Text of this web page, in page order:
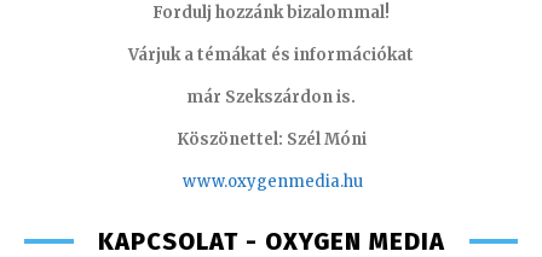
Fordulj hozzánk bizalommal!
Várjuk a témákat és információkat
már Szekszárdon is.
Köszönettel: Szél Móni
www.oxygenmedia.hu
KAPCSOLAT - OXYGEN MEDIA